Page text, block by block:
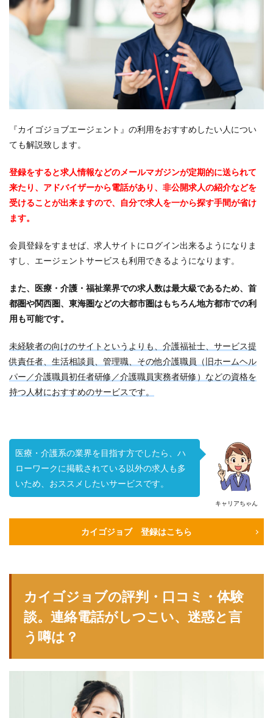
『カイゴジョブエージェント』の利用をおすすめしたい人につい
ても解説致します。
登録をすると求人情報などのメールマガジンが定期的に送られて
来たり、アドバイザーから電話があり、非公開求人の紹介などを
受けることが出来ますので、自分で求人を一から探す手間が省け
ます。
会員登録をすませば、求人サイトにログイン出来るようになりま
すし、エージェントサービスも利用できるようになります。
また、医療・介護・福祉業界での求人数は最大級であるため、首
都圏や関西圏、東海圏などの大都市圏はもちろん地方都市での利
用も可能です。
未経験者の向けのサイトというよりも、介護福祉士、サービス提
供責任者、生活相談員、管理職、その他介護職員（旧ホームヘル
パー／介護職員初任者研修／介護職員実務者研修）などの資格を
持つ人材におすすめのサービスです。
キャリアちゃん
医療・介護系の業界を目指す方でしたら、ハ
ローワークに掲載されている以外の求人も多
いため、おススメしたいサービスです。
カイゴジョブ 登録はこちら
カイゴジョブの評判・口コミ・体験
談。連絡電話がしつこい、迷惑と言
う噂は？